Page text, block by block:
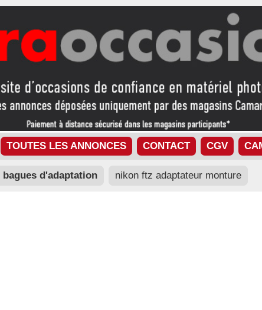
TOUTES LES ANNONCES CONTACT CGV
d'adaptation nikon ftz adaptateur monture